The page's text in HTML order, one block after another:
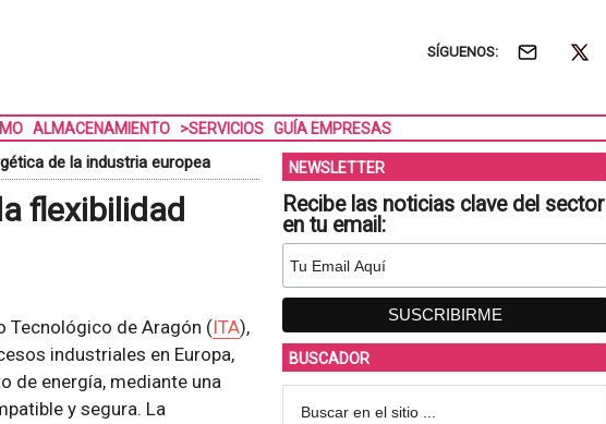
SÍGUENOS:
ALMACENAMIENTO >SERVICIOS GUÍA EMPRESAS
de la industria europea
flexibilidad
Tecnológico de Aragón (ITA),
industriales en Europa,
de energía, mediante una
y segura. La
NEWSLETTER
Recibe las noticias clave del sector
en tu email:
BUSCADOR